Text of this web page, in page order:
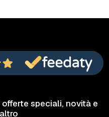
speciali, novità e